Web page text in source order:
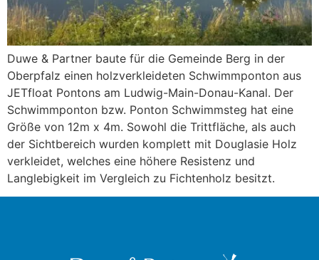
Duwe & Partner baute für die Gemeinde Berg in der
Oberpfalz einen holzverkleideten Schwimmponton aus
JETfloat Pontons am Ludwig-Main-Donau-Kanal. Der
Schwimmponton bzw. Ponton Schwimmsteg hat eine
Größe von 12m x 4m. Sowohl die Trittfläche, als auch
der Sichtbereich wurden komplett mit Douglasie Holz
verkleidet, welches eine höhere Resistenz und
Langlebigkeit im Vergleich zu Fichtenholz besitzt.